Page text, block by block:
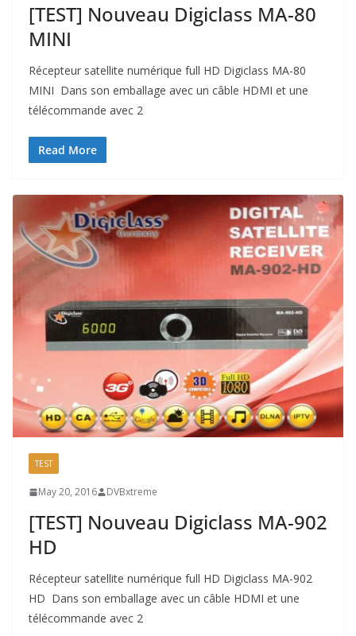
[TEST] Nouveau Digiclass MA-80
MINI
Récepteur satellite numérique full HD Digiclass MA-80
MINI Dans son emballage avec un câble HDMI et une
télécommande avec 2
Read More
TEST
May 20, 2016 DVBxtreme
[TEST] Nouveau Digiclass MA-902
HD
Récepteur satellite numérique full HD Digiclass MA-902
HD Dans son emballage avec un câble HDMI et une
télécommande avec 2